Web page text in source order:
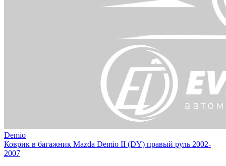
Demio
Коврик в багажник Mazda Demio II (DY) правый руль 2002-
2007